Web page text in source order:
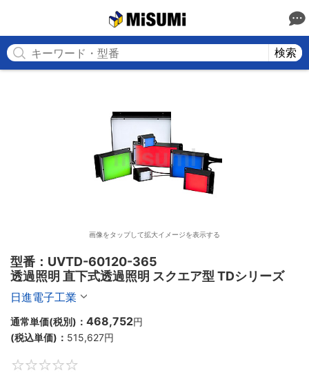
検索
画像をタップして拡大イメージを表示する
型番：UVTD-60120-365
透過照明 直下式透過照明 スクエア型 TDシリーズ
日進電子工業
通常単価(税別)： 468,752円
(税込単価)： 515,627円